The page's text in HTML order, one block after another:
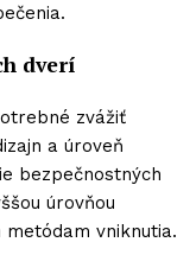
dverí
zvážiť
a úroveň
bezpečnostných
úrovňou
vniknutia.